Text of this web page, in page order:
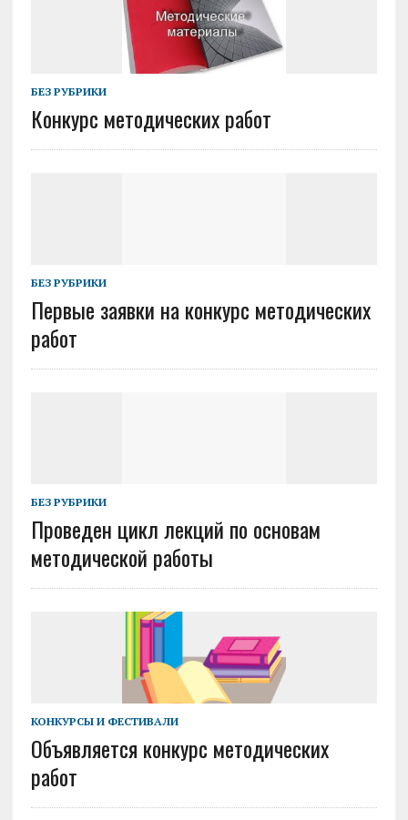
БЕЗ РУБРИКИ
Конкурс методических работ
БЕЗ РУБРИКИ
Первые заявки на конкурс методических
работ
БЕЗ РУБРИКИ
Проведен цикл лекций по основам
методической работы
КОНКУРСЫ И ФЕСТИВАЛИ
Объявляется конкурс методических
работ